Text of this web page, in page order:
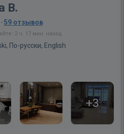
B.
· 59 отзывов
2 ч. 17 мин. назад
По-русски, English
+3